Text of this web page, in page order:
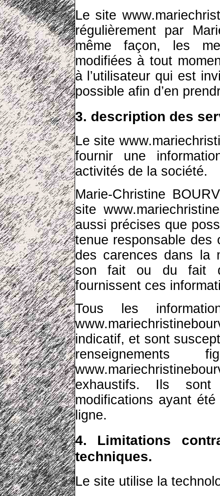
Le site
régulièrement par
même façon, les
modifiées à tout
à l’utilisateur qui est
possible afin d’en
3. description des
Le site
fournir une
activités de la société.
Marie-Christine
site
aussi précises que
tenue responsable des
des carences dans la
son fait ou du fait
fournissent ces
Tous les
indicatif, et sont
exhaustifs. Ils
modifications ayant
ligne.
4. Limitations
techniques.
Le site utilise la